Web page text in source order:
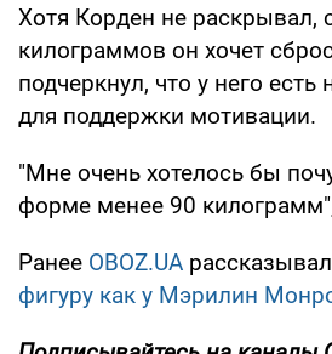
Хотя Корден не раскрывал,
килограммов он хочет
подчеркнул, что у него есть
для поддержки мотивации.
"Мне очень хотелось бы
форме менее 90
Ранее OBOZ.UA
фигуру как у Мэрилин